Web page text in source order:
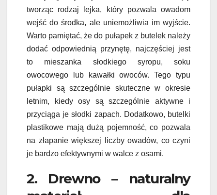
tworząc rodzaj lejka, który pozwala owadom
wejść do środka, ale uniemożliwia im wyjście.
Warto pamiętać, że do pułapek z butelek należy
dodać odpowiednią przynętę, najczęściej jest
to mieszanka słodkiego syropu, soku
owocowego lub kawałki owoców. Tego typu
pułapki są szczególnie skuteczne w okresie
letnim, kiedy osy są szczególnie aktywne i
przyciąga je słodki zapach. Dodatkowo, butelki
plastikowe mają dużą pojemność, co pozwala
na złapanie większej liczby owadów, co czyni
je bardzo efektywnymi w walce z osami.
2. Drewno – naturalny